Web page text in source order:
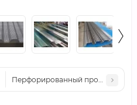
лист PF25-1080-0,5
Перфорированный